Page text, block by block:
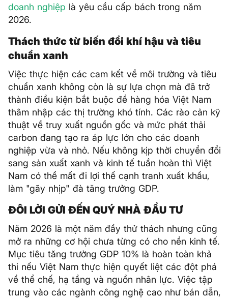
doanh nghiệp là yêu cầu cấp bách trong năm
2026.
Thách thức từ biến đổi khí hậu và tiêu
chuẩn xanh
Việc thực hiện các cam kết về môi trường và tiêu
chuẩn xanh không còn là sự lựa chọn mà đã trở
thành điều kiện bắt buộc để hàng hóa Việt Nam
thâm nhập các thị trường khó tính. Các rào cản kỹ
thuật về truy xuất nguồn gốc và mức phát thải
carbon đang tạo ra áp lực lớn cho các doanh
nghiệp vừa và nhỏ. Nếu không kịp thời chuyển đổi
sang sản xuất xanh và kinh tế tuần hoàn thì Việt
Nam có thể mất đi lợi thế cạnh tranh xuất khẩu,
làm "gãy nhịp" đà tăng trưởng GDP.
ĐÔI LỜI GỬI ĐẾN QUÝ NHÀ ĐẦU TƯ
Năm 2026 là một năm đầy thử thách nhưng cũng
mở ra những cơ hội chưa từng có cho nền kinh tế.
Mục tiêu tăng trưởng GDP 10% là hoàn toàn khả
thi nếu Việt Nam thực hiện quyết liệt các đột phá
về thể chế, hạ tầng và nguồn nhân lực. Việc tập
trung vào các ngành công nghệ cao như bán dẫn,